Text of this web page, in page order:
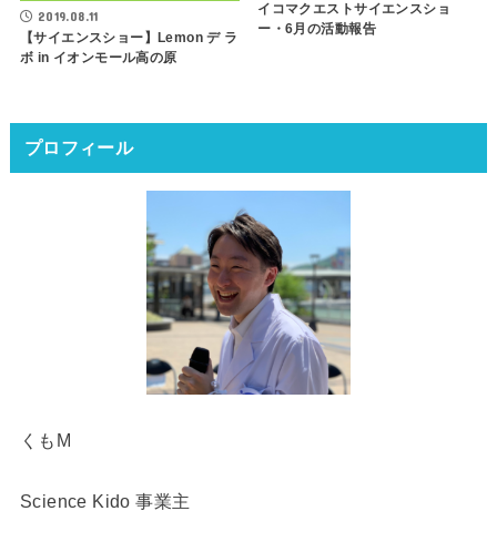
2019.08.11
【サイエンスショー】Lemon デ ラ
ボ in イオンモール高の原
イコマクエストサイエンスショ
ー・6月の活動報告
プロフィール
くもM
Science Kido 事業主